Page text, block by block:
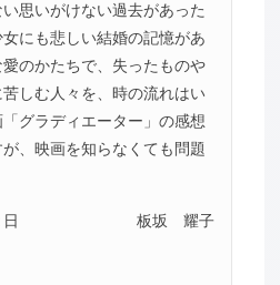
思いがけない過去があった
にも悲しい結婚の記憶があ
のかたちで、失ったものや
しむ人々を、時の流れはい
グラディエーター」の感想
、映画を知らなくても問題
板坂 耀子